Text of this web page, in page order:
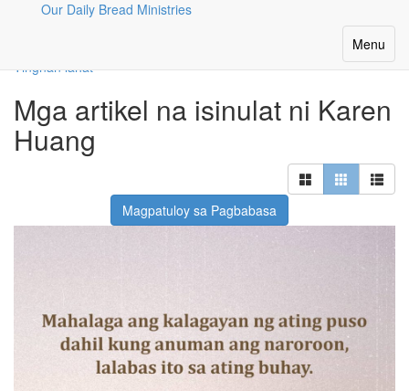
Our Daily Bread Ministries
Toggle
Menu
Ang Aming Mga Manunulat
Tingnan lahat
Mga artikel na isinulat ni Karen
Huang
Magpatuloy sa Pagbabasa